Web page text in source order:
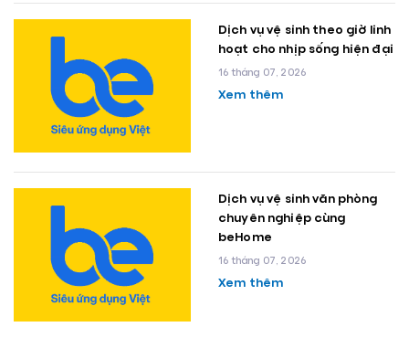
Dịch vụ vệ sinh theo giờ linh
hoạt cho nhịp sống hiện đại
16 tháng 07, 2026
Xem thêm
Dịch vụ vệ sinh văn phòng
chuyên nghiệp cùng
beHome
16 tháng 07, 2026
Xem thêm